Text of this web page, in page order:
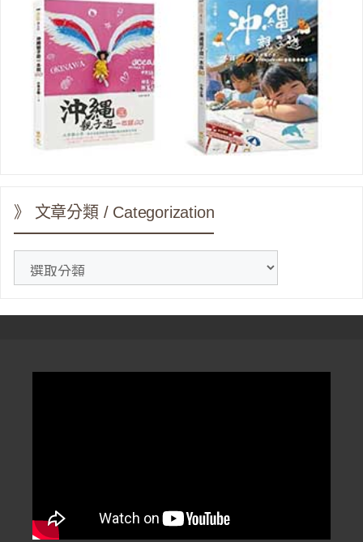
》 文章分類 / Categorization
分